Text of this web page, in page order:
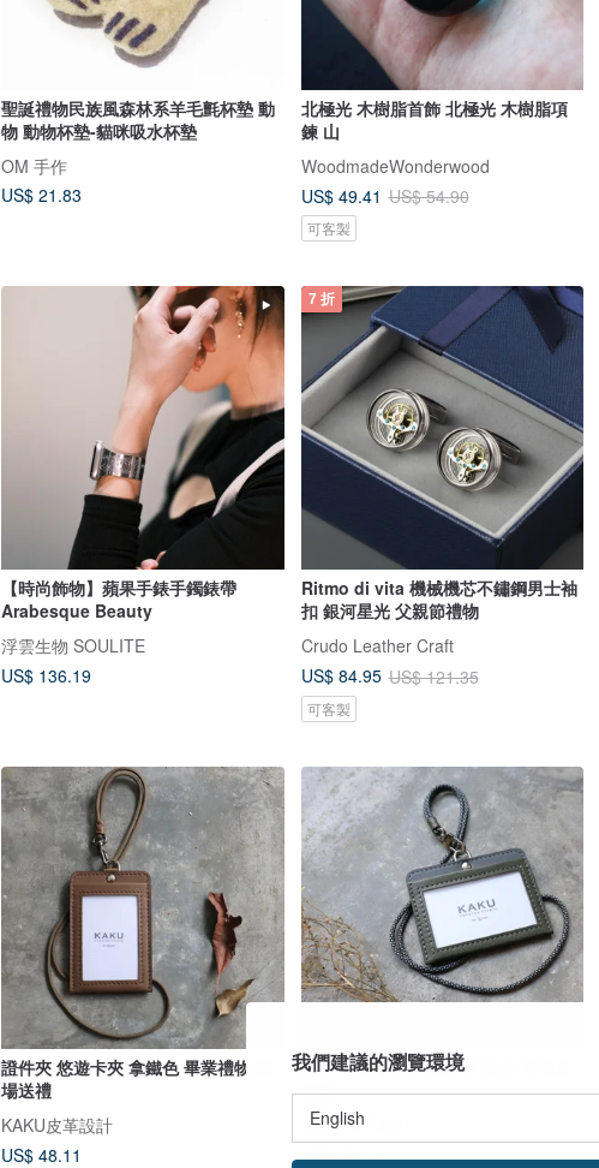
聖誕禮物民族風森林系羊毛氈杯墊 動
物 動物杯墊-貓咪吸水杯墊
OM 手作
US$ 21.83
北極光 木樹脂首飾 北極光 木樹脂項
鍊 山
WoodmadeWonderwood
US$ 49.41 US$ 54.90
可客製
【時尚飾物】蘋果手錶手鐲錶帶
Arabesque Beauty
浮雲生物 SOULITE
US$ 136.19
7 折
Ritmo di vita 機械機芯不鏽鋼男士袖
扣 銀河星光 父親節禮物
Crudo Leather Craft
US$ 84.95 US$ 121.35
可客製
證件夾 悠遊卡夾 拿鐵色 畢業禮物/職
場送禮
KAKU皮革設計
US$ 48.11
證件夾 悠遊卡夾 鼠尾草綠/灰 客製化
禮物
KAKU皮革設計
US$ 52.56
我們建議的瀏覽環境